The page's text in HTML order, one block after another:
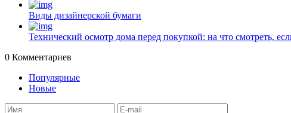
Виды дизайнерской бумаги
Технический осмотр дома перед покупкой: на что смотреть,
0 Комментариев
Популярные
Новые